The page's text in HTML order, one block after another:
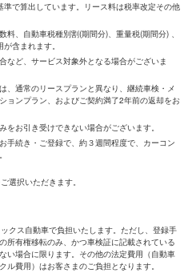
で算出しています。リース料は税率改定その他
、自動車税種別割(期間分)、重量税(期間分) 、
含まれます。
など、サービス対象外となる場合がございま
、通常のリースプランと異なり、継続車検・メ
ョンプラン、およびご契約満了2年前の返却をお
お引き受けできない場合がございます。
手続き・ご登録で、約３週間程度で、カーコン
選択いただきます。
クス自動車で負担いたします。ただし、登録手
所有権移転のみ、かつ車検証に記載されている
い場合に限ります。その他の法定費用（自動車
費用）はお客さまのご負担となります。